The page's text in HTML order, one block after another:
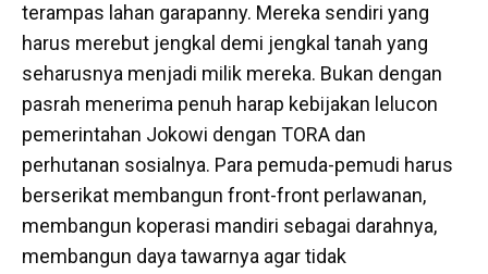
terampas lahan garapanny. Mereka sendiri yang
harus merebut jengkal demi jengkal tanah yang
seharusnya menjadi milik mereka. Bukan dengan
pasrah menerima penuh harap kebijakan lelucon
pemerintahan Jokowi dengan TORA dan
perhutanan sosialnya. Para pemuda-pemudi harus
berserikat membangun front-front perlawanan,
membangun koperasi mandiri sebagai darahnya,
membangun daya tawarnya agar tidak